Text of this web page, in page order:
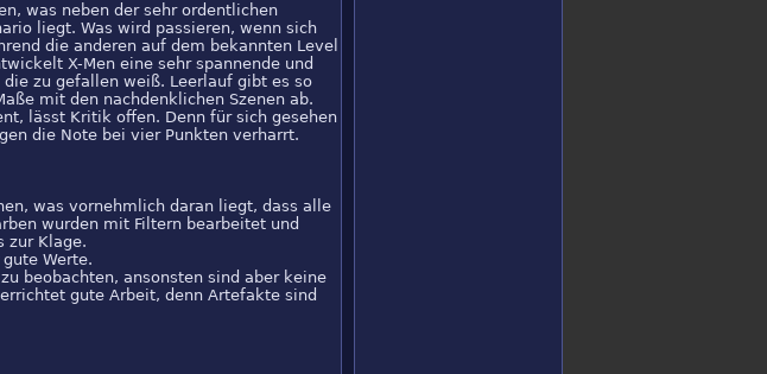
was neben der sehr ordentlichen
liegt. Was wird passieren, wenn sich
die anderen auf dem bekannten Level
X-Men eine sehr spannende und
zu gefallen weiß. Leerlauf gibt es so
mit den nachdenklichen Szenen ab.
lässt Kritik offen. Denn für sich gesehen
die Note bei vier Punkten verharrt.
was vornehmlich daran liegt, dass alle
wurden mit Filtern bearbeitet und
zur Klage.
Werte.
beobachten, ansonsten sind aber keine
gute Arbeit, denn Artefakte sind